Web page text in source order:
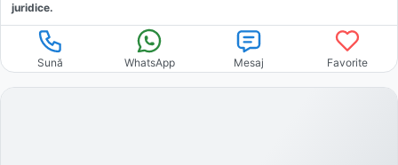
juridice.
Sună WhatsApp Mesaj Favorite